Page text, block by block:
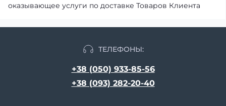
оказывающее услуги по доставке Товаров Клиента
ТЕЛЕФОНЫ:
+38 (050) 933-85-56
+38 (093) 282-20-40